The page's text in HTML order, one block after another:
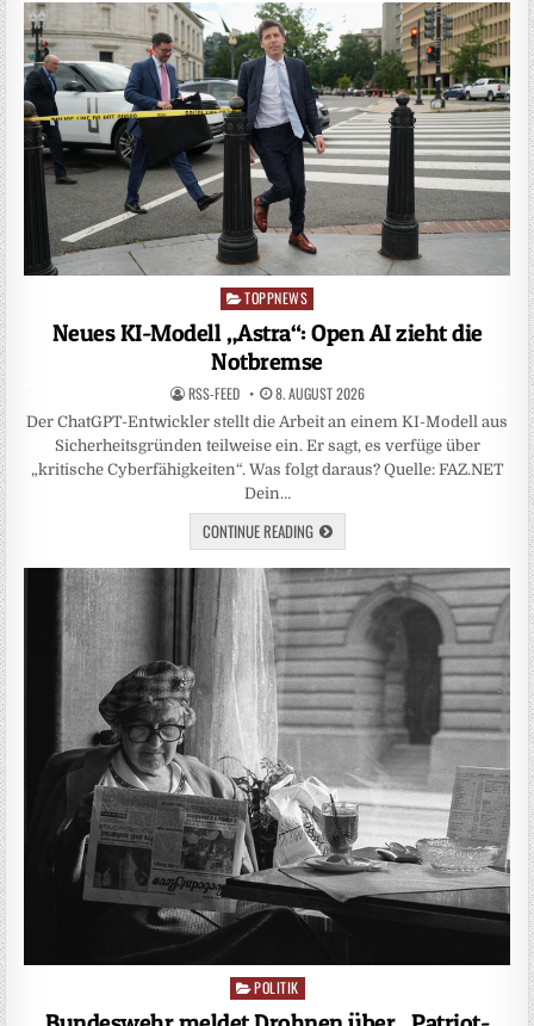
Posted
in
TOPPNEWS
Neues KI-Modell „Astra“: Open AI zieht die
Notbremse
RSS-FEED 8. AUGUST 2026
Der ChatGPT-Entwickler stellt die Arbeit an einem KI-Modell aus
Sicherheitsgründen teilweise ein. Er sagt, es verfüge über
„kritische Cyberfähigkeiten“. Was folgt daraus? Quelle: FAZ.NET
Dein…
CONTINUE READING
Posted
in
POLITIK